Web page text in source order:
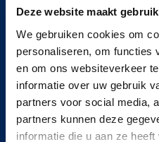
Deze website maakt
We gebruiken cookies om
personaliseren, om functies
en om ons websiteverkeer
informatie over uw gebruik
partners voor social media,
partners kunnen deze
informatie die u aan ze
Rechtszaken
Twijfel over
Specialistisch onderzoek
Advies en begeleiding